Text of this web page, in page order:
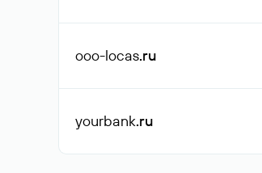
ooo-locas.ru
yourbank.ru